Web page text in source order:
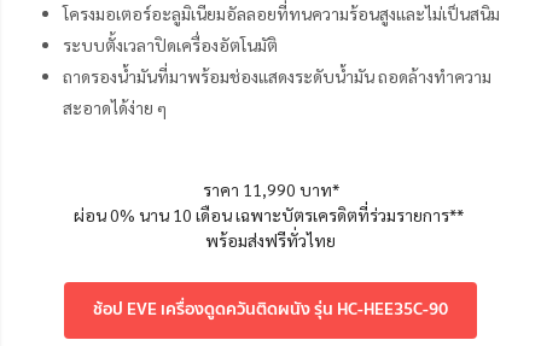
โครงมอเตอร์อะลูมิเนียมอัลลอยที่ทนความร้อนสูงและไม่เป็นสนิม
ระบบตั้งเวลาปิดเครื่องอัตโนมัติ
ถาดรองน้ำมันที่มาพร้อมช่องแสดงระดับน้ำมัน ถอดล้างทำความ
สะอาดได้ง่าย ๆ
ราคา 11,990 บาท*
ผ่อน 0% นาน 10 เดือน เฉพาะบัตรเครดิตที่ร่วมรายการ**
พร้อมส่งฟรีทั่วไทย
ช้อป EVE เครื่องดูดควันติดผนัง รุ่น HC-HEE35C-90